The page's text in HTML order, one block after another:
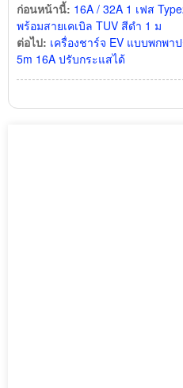
ก่อนหน้านี้: 16A / 32A 1 เฟส
พร้อมสายเคเบิล TUV สีดำ 1 ม
ต่อไป: เครื่องชาร์จ EV แบบพกพา
5m 16A ปรับกระแสได้